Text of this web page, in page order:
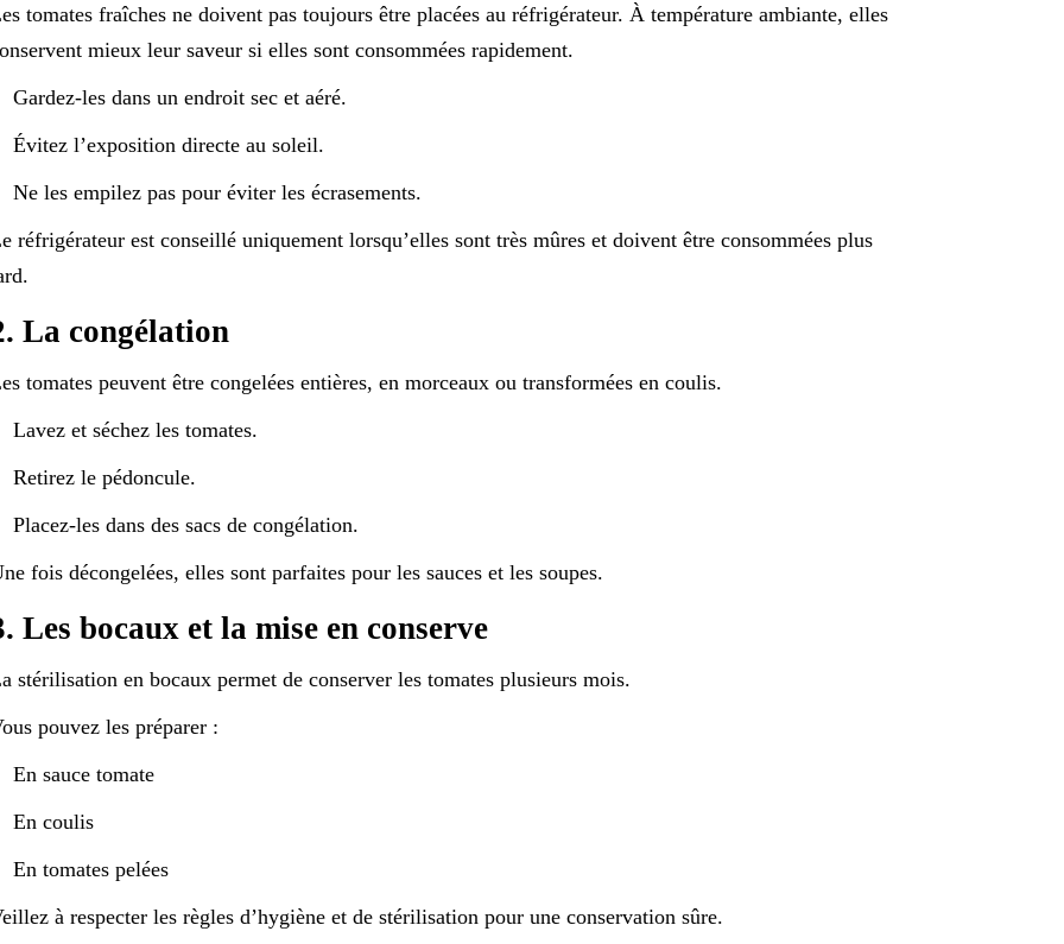
tomates fraîches ne doivent pas toujours être placées au réfrigérateur. À température ambiante, elles
mieux leur saveur si elles sont consommées rapidement.
Gardez-les dans un endroit sec et aéré.
Évitez l’exposition directe au soleil.
Ne les empilez pas pour éviter les écrasements.
réfrigérateur est conseillé uniquement lorsqu’elles sont très mûres et doivent être consommées plus
La congélation
tomates peuvent être congelées entières, en morceaux ou transformées en coulis.
Lavez et séchez les tomates.
Retirez le pédoncule.
Placez-les dans des sacs de congélation.
fois décongelées, elles sont parfaites pour les sauces et les soupes.
Les bocaux et la mise en conserve
stérilisation en bocaux permet de conserver les tomates plusieurs mois.
pouvez les préparer :
En sauce tomate
En coulis
En tomates pelées
à respecter les règles d’hygiène et de stérilisation pour une conservation sûre.